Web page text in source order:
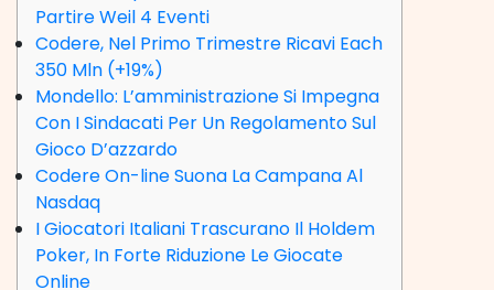
Partire Weil 4 Eventi
Codere, Nel Primo Trimestre Ricavi Each
350 Mln (+19%)
Mondello: L’amministrazione Si Impegna
Con I Sindacati Per Un Regolamento Sul
Gioco D’azzardo
Codere On-line Suona La Campana Al
Nasdaq
I Giocatori Italiani Trascurano Il Holdem
Poker, In Forte Riduzione Le Giocate
Online